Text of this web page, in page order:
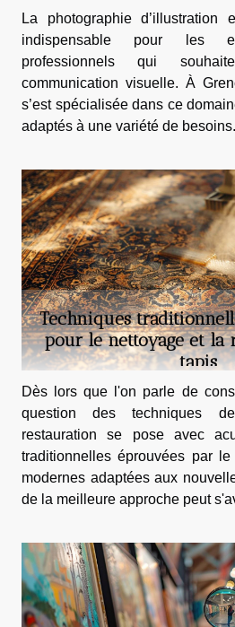
La photographie d’illustration
indispensable pour les
professionnels qui
communication visuelle. À
s’est spécialisée dans ce
adaptés à une variété de
Techniques
pour le nettoyage et la
tapis
Dès lors que l'on parle de
question des techniques
restauration se pose avec
traditionnelles éprouvées par
modernes adaptées aux
de la meilleure approche peut